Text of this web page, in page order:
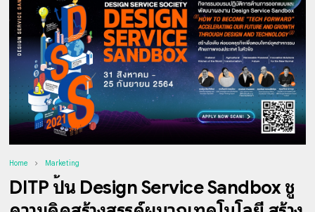
Home Marketing
DITP ปั้น Design Service Sandbox ชู